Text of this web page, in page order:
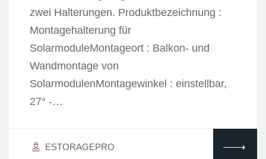
zwei Halterungen. Produktbezeichnung :
Montagehalterung für
SolarmoduleMontageort : Balkon- und
Wandmontage von
SolarmodulenMontagewinkel : einstellbar,
27° -…
ESTORAGEPRO